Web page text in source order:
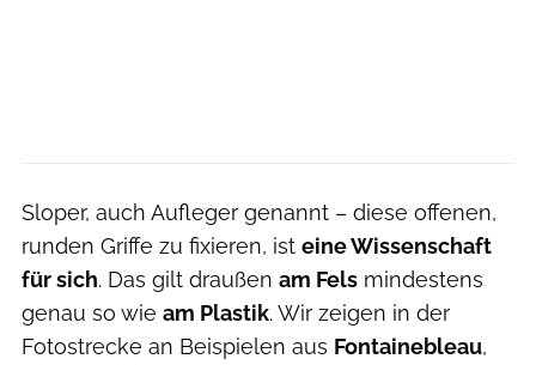
Sloper, auch Aufleger genannt – diese offenen,
runden Griffe zu fixieren, ist eine Wissenschaft
für sich. Das gilt draußen am Fels mindestens
genau so wie am Plastik. Wir zeigen in der
Fotostrecke an Beispielen aus Fontainebleau,